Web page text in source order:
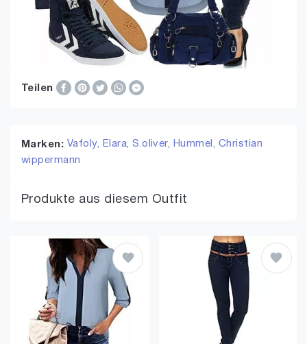
Teilen
Marken: Vafoly, Elara,S.oliver, Hummel, Christian
wippermann
Produkte aus diesem Outfit